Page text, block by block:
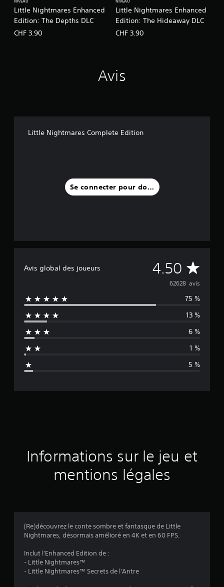
Little Nightmares Enhanced
Edition: The Depths DLC
NIVEAU
CHF 3.90
Little Nightmares Enhanced
Edition: The Hideaway DLC
NIVEAU
CHF 3.90
Avis
Little Nightmares Complete Edition
Se connecter pour donner un avis
Avis global des joueurs 4.50 M
o
y
e
n
n
d
a
s
62628 avis
75 %
13 %
6 %
1 %
5 %
Informations sur le jeu et
mentions légales
(Re)découvrez le conte sombre et fantasque de Little
Nightmares, désormais amélioré en 4K et en 60 FPS.
Inclut l'Enhanced Edition de :
- Little Nightmares™
- Little Nightmares™ Secrets de l'Antre